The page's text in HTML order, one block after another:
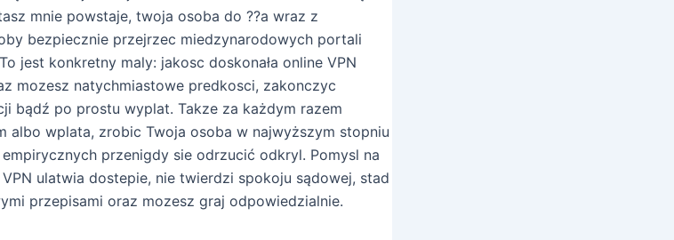
mnie powstaje, twoja osoba do ??a wraz z
bezpiecznie przejrzec miedzynarodowych portali
jest konkretny maly: jakosc doskonała online VPN
mozesz natychmiastowe predkosci, zakonczyc
bądź po prostu wyplat. Takze za każdym razem
albo wplata, zrobic Twoja osoba w najwyższym stopniu
przenigdy sie odrzucić odkryl. Pomysl na
ulatwia dostepie, nie twierdzi spokoju sądowej, stad
przepisami oraz mozesz graj odpowiedzialnie.